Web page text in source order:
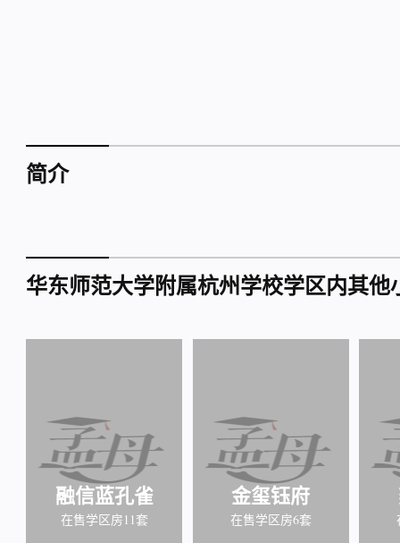
简介
华东师范大学附属杭州学校学区内其他
融信蓝孔雀
在售学区房11套
金玺钰府
在售学区房6套